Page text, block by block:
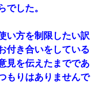
っぱり托卵だったんだ…」
げられた結婚条件にブチ切
譲れ！」と絡まれ腹を殴る
年後に…
でした。
い方を制限したい訳
付き合いをしている
見を伝えたまでであ
もりはありませんで